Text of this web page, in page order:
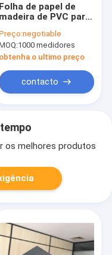
Folha de papel de
madeira de PVC para
interior
negotiable
1000 medidores
obtenha o ultimo preço
contacto
os melhores produtos